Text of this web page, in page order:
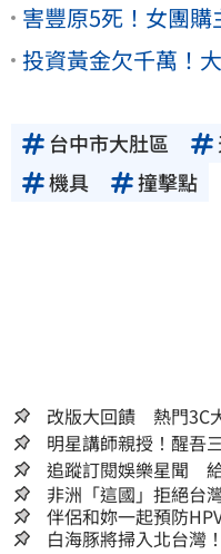
害豐原5死！女團
投資黃金欠千萬！
台中市大肚區
機具
撞擊點
改版大回饋 熱門3C
明星講師親授！醒吾
追蹤訂閱娛樂星聞
非洲「這國」拒絕台
持續交涉聯繫
伴侶和妳一起預防
白海豚將掃入北台灣